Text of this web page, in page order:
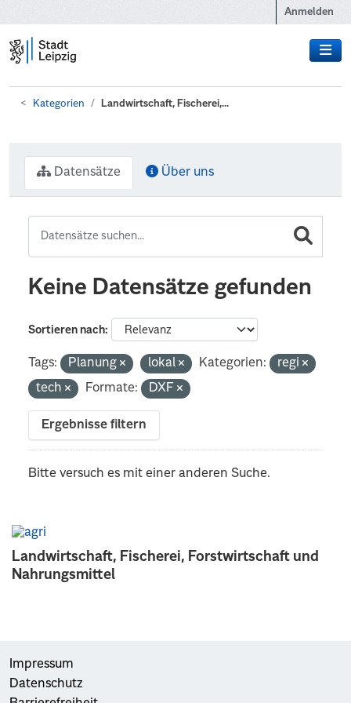
Anmelden
Kategorien Landwirtschaft, Fischerei,...
Landwirtschaft, Fischerei, Forstwirtschaft und
Nahrungsmittel
Datensätze Über uns
Keine Datensätze gefunden
Sortieren nach
Tags: Planung lokal Kategorien:
regi
tech
Formate: DXF
Ergebnisse filtern
Bitte versuch es mit einer anderen Suche.
Impressum
Datenschutz